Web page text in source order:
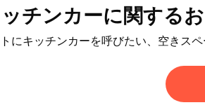
チンカーに関する
にキッチンカーを呼びたい、空きス